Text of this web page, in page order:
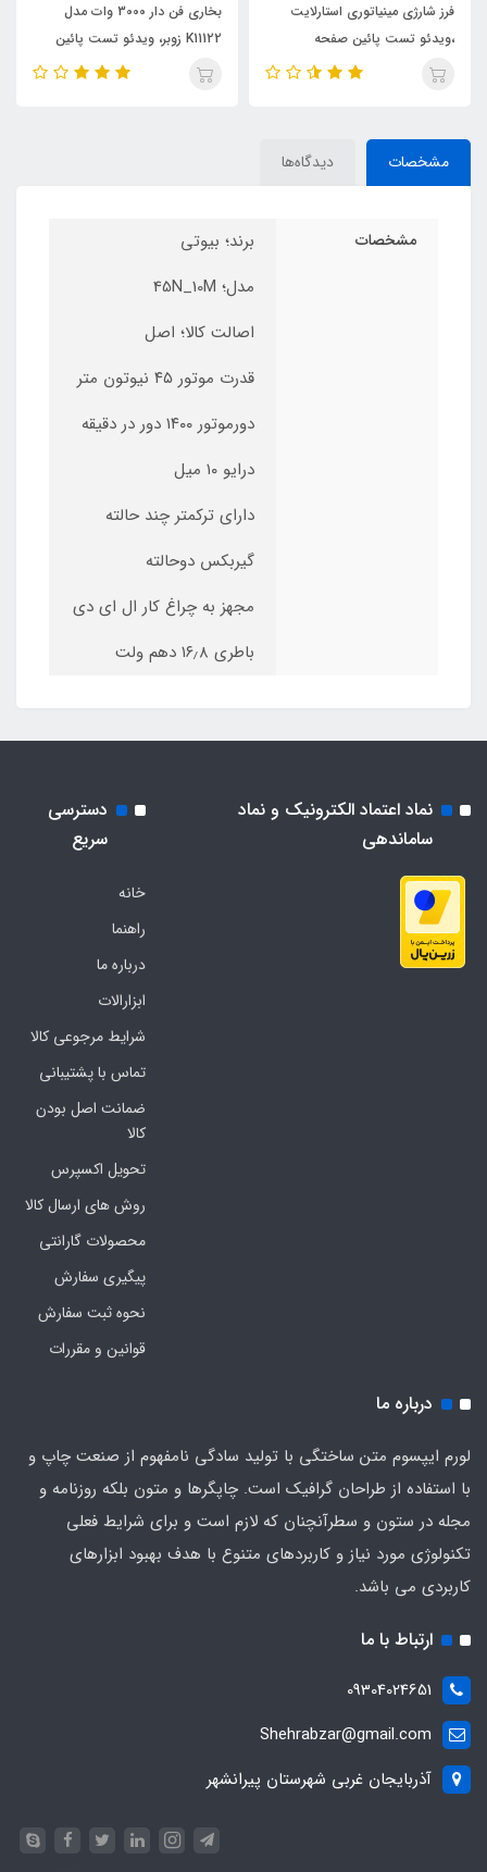
فرز شارژی مینیاتوری استارلایت
،ویدئو تست پائین صفحه
بخاری فن دار 3000 وات مدل
K11122 زوبر، ویدئو تست پائین
صفحه
مشخصات دیدگاه‌ها
مشخصات
برند؛ بیوتی
مدل؛ 45N_10M
اصالت کالا؛ اصل
قدرت موتور ۴۵ نیوتون متر
دور‌موتور ۱۴۰۰ دور در دقیقه
درایو ۱۰ میل
دارای ترکمتر چند حالته
گیربکس دو‌حالته
مجهز به چراغ کار ال ای دی
باطری ١۶٫۸ دهم ولت
نماد اعتماد الکترونیک و نماد
ساماندهی
دسترسی
سریع
خانه
راهنما
درباره ما
ابزارالات
شرایط مرجوعی کالا
تماس با پشتیبانی
ضمانت اصل بودن
کالا
تحویل اکسپرس
روش های ارسال کالا
محصولات گارانتی
پیگیری سفارش
نحوه ثبت سفارش
قوانین و مقررات
درباره ما
لورم ایپسوم متن ساختگی با تولید سادگی نامفهوم از صنعت چاپ و
با استفاده از طراحان گرافیک است. چاپگرها و متون بلکه روزنامه و
مجله در ستون و سطرآنچنان که لازم است و برای شرایط فعلی
تکنولوژی مورد نیاز و کاربردهای متنوع با هدف بهبود ابزارهای
کاربردی می باشد.
ارتباط با ما
09304024651
Shehrabzar@gmail.com
آذربایجان غربی شهرستان پیرانشهر